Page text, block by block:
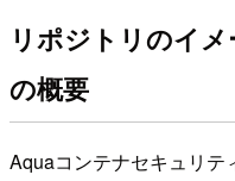
リポジトリのイ
の概要
Aquaコンテナセキュリテ